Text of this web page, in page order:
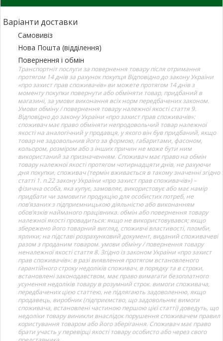
Варіанти доставки
Самовивіз
Нова Пошта (відділення)
Повернення і обмін
Транспортніт послуги за повернення товару після отримання
протягом 14 днів за рахунок покупця Відповідно до закону України
«про захист прав споживачів» ви можете протягом 14 днів з
моменту покупки повернути або обміняти товар, придбаний в
магазині, за умови виконання всіх норм передбачених законом.
Умови обміну / повернення товару належної якості стаття 9.
Відповідно до закону України «про захист прав споживачів»:
споживач має право обміняти непродовольчий товар належної
якості на аналогічний у продавця, у якого він був придбаний, якщо
товар не задовольнив його за формою, габаритами, фасоном,
кольором, розміром або з інших причин не може бути ним
використаний за призначенням. Споживач має право на обмін
товару належної якості протягом чотирнадцяти днів, не рахуючи
дня покупки. споживач (термін вживається в такому значенні згідно
статті 1. п.22 закону України «про захист прав споживачів») –
фізична особа, яка купує, замовляє, використовує або має намір
придбати чи замовити продукцію для особистих потреб, не
пов’язаних з підприємницькою діяльністю або виконанням
обов’язків найманого працівника. обмін або повернення товару
належної якості провадиться: якщо не використовувався; якщо
збережено його товарний вигляд, споживчі властивості, пломби,
ярлики; на підставі розрахунковий документ, виданий споживачеві
разом з проданим товаром. умови обміну / повернення товару
неналежної якості стаття 8. Згідно із законом України «про захист
прав споживачів»: в разі виявлення протягом встановленого
гарантійного строку недоліків споживач, в порядку та в строки,
встановлені законодавством, має право вимагати безоплатного
усунення недоліків товару в розумний строк. вимоги споживача,
передбачених цією статтею, не підлягають задоволенню, якщо
продавець, виробник (підприємство, що задовольняє вимоги
споживача, встановлені частиною першою цієї статті) доведуть, що
недоліки товару виникли внаслідок порушення споживачем правил
користування товаром або його зберігання. Споживач має право
брати участь у перевірці якості товару особисто або через свого